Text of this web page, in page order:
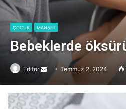
ÇOCUK MANŞET
Bebeklerde
Editör
Send
an
email
Temmuz 2, 2024